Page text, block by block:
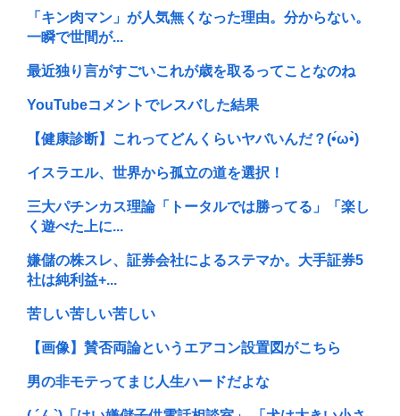
「キン肉マン」が人気無くなった理由。分からない。
一瞬で世間が...
最近独り言がすごいこれが歳を取るってことなのね
YouTubeコメントでレスバした結果
【健康診断】これってどんくらいヤバいんだ？(•́ω•̀)
イスラエル、世界から孤立の道を選択！
三大パチンカス理論「トータルでは勝ってる」「楽し
く遊べた上に...
嫌儲の株スレ、証券会社によるステマか。大手証券5
社は純利益+...
苦しい苦しい苦しい
【画像】賛否両論というエアコン設置図がこちら
男の非モテってまじ人生ハードだよな